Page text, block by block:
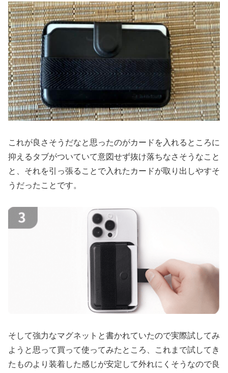
これが良さそうだなと思ったのがカードを入れるところに
抑えるタブがついていて意図せず抜け落ちなさそうなこと
と、それを引っ張ることで入れたカードが取り出しやすそ
うだったことです。
そして強力なマグネットと書かれていたので実際試してみ
ようと思って買って使ってみたところ、これまで試してき
たものより装着した感じが安定して外れにくそうなので良